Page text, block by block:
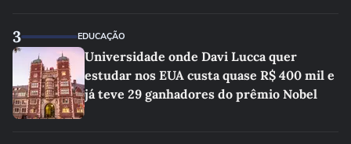
3 EDUCAÇÃO
Universidade onde Davi Lucca quer
estudar nos EUA custa quase R$ 400 mil e
já teve 29 ganhadores do prêmio Nobel